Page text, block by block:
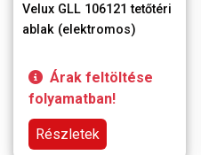
Velux GLL 106121 tetőtéri
ablak (elektromos)
Árak feltöltése
folyamatban!
Részletek